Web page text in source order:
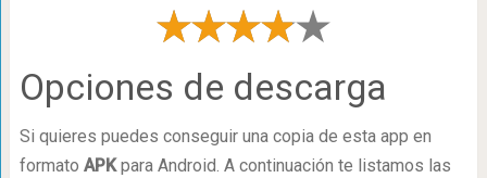
Opciones de descarga
Si quieres puedes conseguir una copia de esta app en
formato APKpara Android. A continuación te listamos las